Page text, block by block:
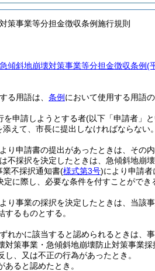
策事業等分担金徴収条例施行規則
傾斜地崩壊対策事業等分担金徴収条例(
る用語は、 条例 において使用する用語の
を申請しようとする者(以下「申請者」
えて、市長に提出しなければならない。
り申請書の提出があったときは、その
不採択を決定したときは、急傾斜地崩
業不採択通知書(様式第3号)により申請者
に際し、必要な条件を付すことができ
り事業の採択を決定したときは、当該
するものとする。
れかに該当すると認められるときは、
対策事業・急傾斜地崩壊防止対策事業
し、又は不正の行為があったとき。
ると認めたとき。